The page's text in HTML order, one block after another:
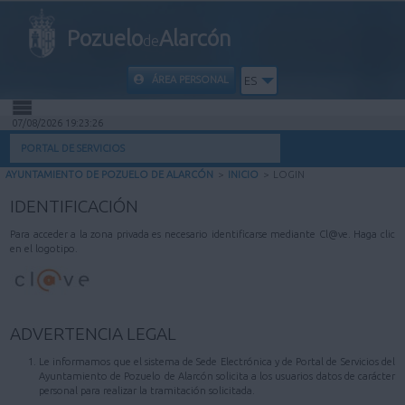
PozuelodeAlarcón
ÁREA PERSONAL ES
INICIO
MI CARPETA
INFORMACIÓN MUNICIPAL
AYUDA
07/08/2026 19:23:26
PORTAL DE SERVICIOS
AYUNTAMIENTO DE POZUELO DE ALARCÓN > INICIO > LOGIN
IDENTIFICACIÓN
Para acceder a la zona privada es necesario identificarse mediante Cl@ve. Haga clic
en el logotipo.
ADVERTENCIA LEGAL
Le informamos que el sistema de Sede Electrónica y de Portal de Servicios del
Ayuntamiento de Pozuelo de Alarcón solicita a los usuarios datos de carácter
personal para realizar la tramitación solicitada.